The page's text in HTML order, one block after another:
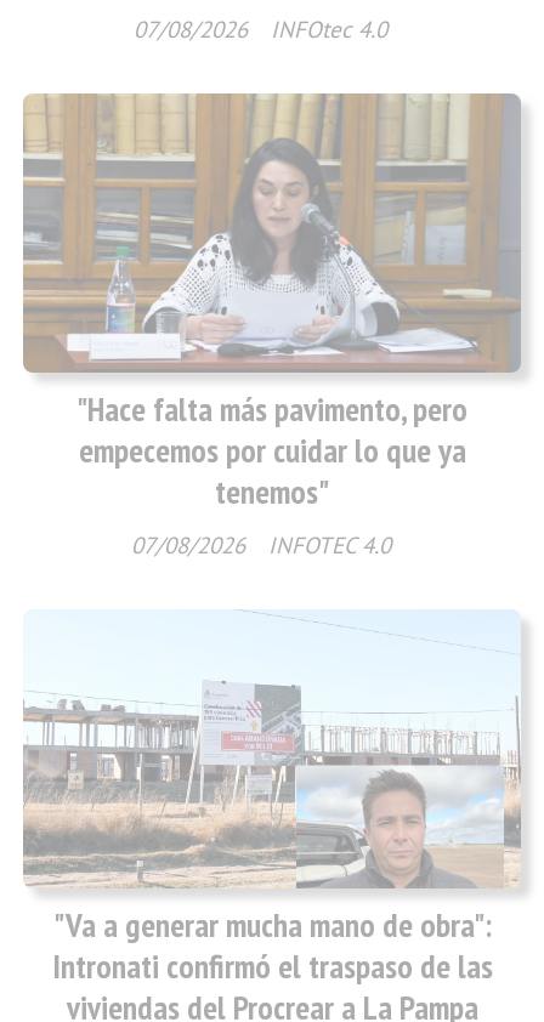
INFOtec 4.0
07/08/2026
"Hace falta más pavimento, pero
empecemos por cuidar lo que ya
tenemos"
INFOTEC 4.0
07/08/2026
"Va a generar mucha mano de obra":
Intronati confirmó el traspaso de las
viviendas del Procrear a La Pampa